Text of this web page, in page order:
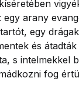
arany
egy
és
s intelmekkel
fog